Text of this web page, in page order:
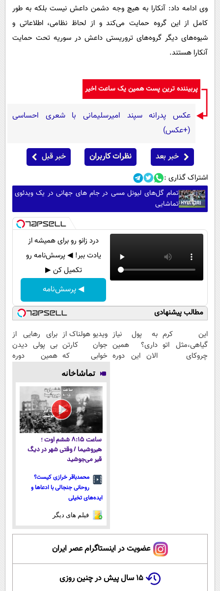
وی ادامه داد: آنکارا به هیچ وجه دشمن داعش نیست بلکه به طور
کامل از این گروه حمایت می‌کند و از لحاظ نظامی، اطلاعاتی و
شیوه‌های دیگر گروه‌های تروریستی داعش در سوریه تحت حمایت
آنکارا هستند.
پربیننده ترین پست همین یک ساعت اخیر
عکس پدرانه سپند امیرسلیمانی با شعری احساسی
(+عکس)
خبر بعد نظرات کاربران خبر قبل
اشتراک گذاری :
تمام گل‌های لیونل مسی در جام های جهانی در یک ویدئوی
تماشایی
درد زانو رو برای همیشه از
یادت ببر! ◀ پرسش‌نامه رو
تکمیل کن ▶
◀ پرسش‌نامه
مطالب پیشنهادی
این کرم
گیاهی،مثل اتو
چروکای
به پول نیاز
داری؟ همین
الان این دوره
ویدیو هولناک از
جوان کارتن
خوابی که
میلیاردر شد.
آموزش رایگان
برای رهایی از
بی پولی دیدن
همین دوره
کن)
تماشاخانه
ساعت ۸:۱۵ ششم اوت ؛
هیروشیما / وقتی شهر در دیگ
قیر می‌جوشید
محمدباقر خرازی کیست؟
روحانی جنجالی با ادعاها و
ایده‌های تخیلی
فیلم های دیگر
عضویت در اینستاگرام عصر ایران
۱۵ سال پیش در چنین روزی